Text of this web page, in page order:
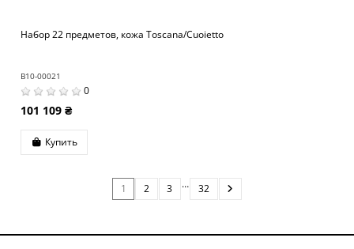
Набор 22 предметов, кожа Toscana/Cuoietto
B10-00021
0
101 109 ₴
Купить
1 2 3 … 32